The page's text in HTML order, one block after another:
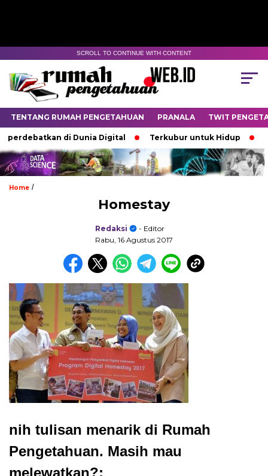
SCROLL TO CONTINUE WITH CONTENT
TENTANG RUMAH PENGETAHUAN PRANALA TWIT
di Dunia Digital Terkubur untuk Hidup
Home /
Homestay
Redaksi
- Editor
Rabu, 16 Agustus 2017
nih tulisan menarik di Rumah
Pengetahuan. Masih mau